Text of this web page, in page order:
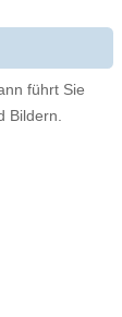
führt Sie
Bildern.